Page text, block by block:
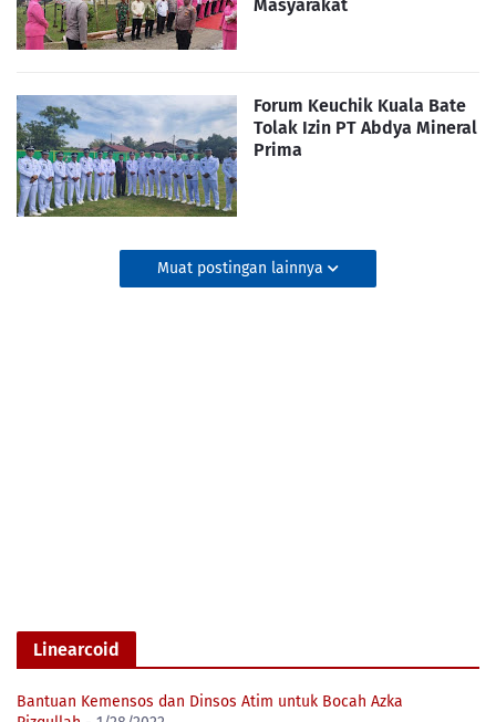
Masyarakat
Forum Keuchik Kuala Bate
Tolak Izin PT Abdya Mineral
Prima
Muat postingan lainnya
Linearcoid
Bantuan Kemensos dan Dinsos Atim untuk Bocah Azka